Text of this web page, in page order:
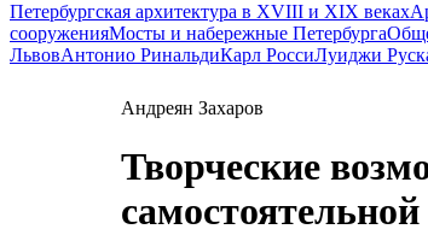
Петербургская архитектура в XVIII и XIX веках
сооруженияМосты и набережные Петербурга
ЛьвовАнтонио РинальдиКарл РоссиЛуиджи
Андреян Захаров
Творческие